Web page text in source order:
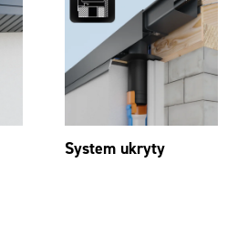
System ukryty